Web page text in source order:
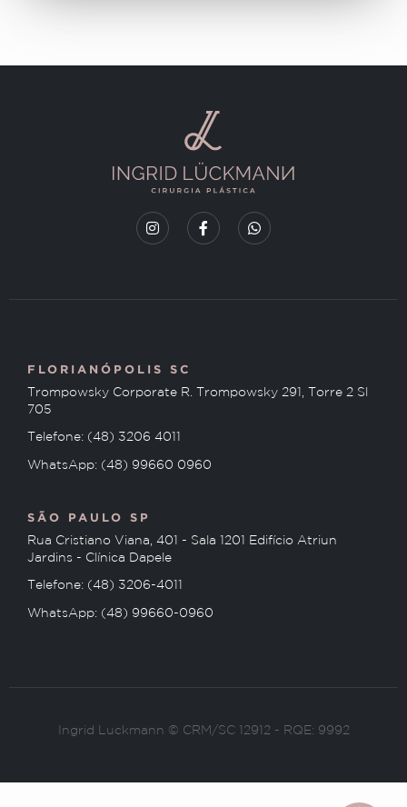
FLORIANÓPOLIS SC
Trompowsky Corporate R. Trompowsky 291, Torre 2 Sl
705
Telefone: (48) 3206 4011
WhatsApp: (48) 99660 0960
SÃO PAULO SP
Rua Cristiano Viana, 401 - Sala 1201 Edifício Atriun
Jardins - Clínica Dapele
Telefone: (48) 3206-4011
WhatsApp: (48) 99660-0960
Ingrid Luckmann © CRM/SC 12912 - RQE: 9992